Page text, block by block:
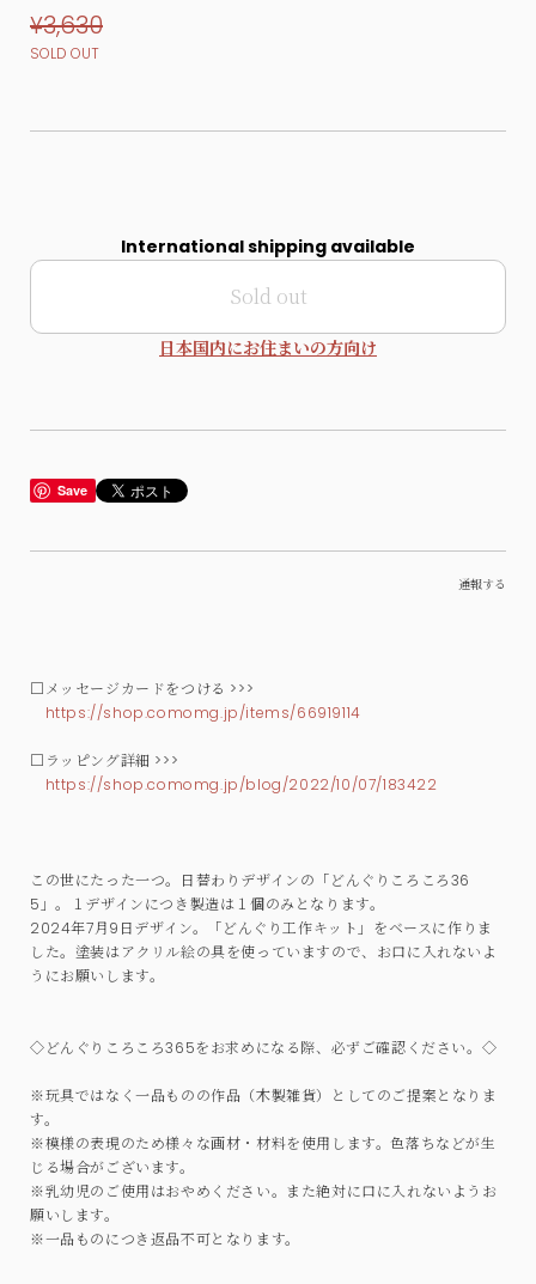
¥3,630
SOLD OUT
International shipping available
Sold out
日本国内にお住まいの方向け
Save
通報する
□メッセージカードをつける >>>
https://shop.comomg.jp/items/66919114
□ラッピング詳細 >>>
https://shop.comomg.jp/blog/2022/10/07/183422
この世にたった一つ。日替わりデザインの「どんぐりころころ36
5」。１デザインにつき製造は１個のみとなります。
2024年7月9日デザイン。「どんぐり工作キット」をベースに作りま
した。塗装はアクリル絵の具を使っていますので、お口に入れないよ
うにお願いします。
◇どんぐりころころ365をお求めになる際、必ずご確認ください。◇
※玩具ではなく一品ものの作品（木製雑貨）としてのご提案となりま
す。
※模様の表現のため様々な画材・材料を使用します。色落ちなどが生
じる場合がございます。
※乳幼児のご使用はおやめください。また絶対に口に入れないようお
願いします。
※一品ものにつき返品不可となります。